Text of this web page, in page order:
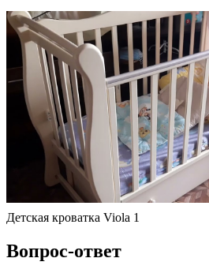
Детская кроватка Viola 1
Вопрос-ответ